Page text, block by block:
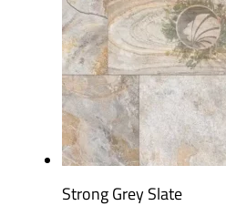
Strong Grey Slate